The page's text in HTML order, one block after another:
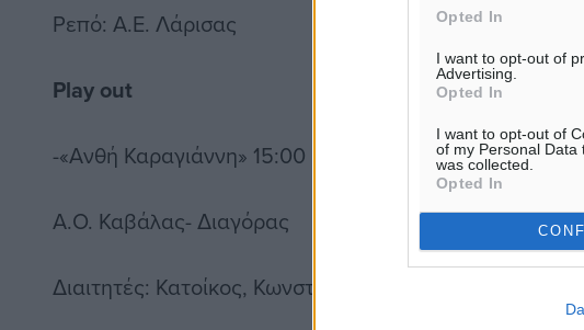
Opted In
I want to opt-out of
Advertising.
Opted In
I want to opt-out of
of my Personal Data
was collected.
Opted In
Ρεπό: Α.Ε. Λάρισας
Play out
-«Ανθή Καραγιάννη» 15:00
Α.Ο. Καβάλας- Διαγόρας
Διαιτητές: Κατοίκος, Κωνσταντίνου, Νταβέλας